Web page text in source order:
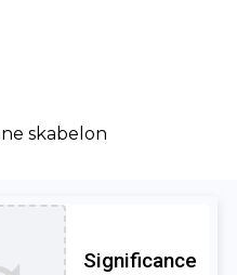
skabelon